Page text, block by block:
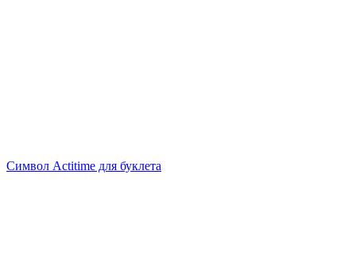
Символ Actitime для буклета